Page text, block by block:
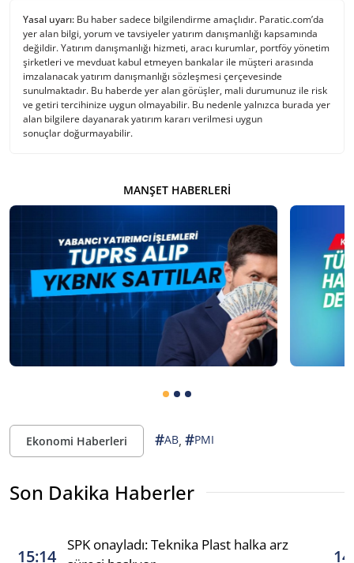
Yasal uyarı: Bu haber sadece bilgilendirme amaçlıdır. Paratic.com’da
yer alan bilgi, yorum ve tavsiyeler yatırım danışmanlığı kapsamında
değildir. Yatırım danışmanlığı hizmeti, aracı kurumlar, portföy yönetim
şirketleri ve mevduat kabul etmeyen bankalar ile müşteri arasında
imzalanacak yatırım danışmanlığı sözleşmesi çerçevesinde
sunulmaktadır. Bu haberde yer alan görüşler, mali durumunuz ile risk
ve getiri tercihinize uygun olmayabilir. Bu nedenle yalnızca burada yer
alan bilgilere dayanarak yatırım kararı verilmesi uygun
sonuçlar doğurmayabilir.
MANŞET HABERLERI
Ekonomi Haberleri #AB, #PMI
Son Dakika Haberler
15:14
SPK onayladı: Teknika Plast halka arz